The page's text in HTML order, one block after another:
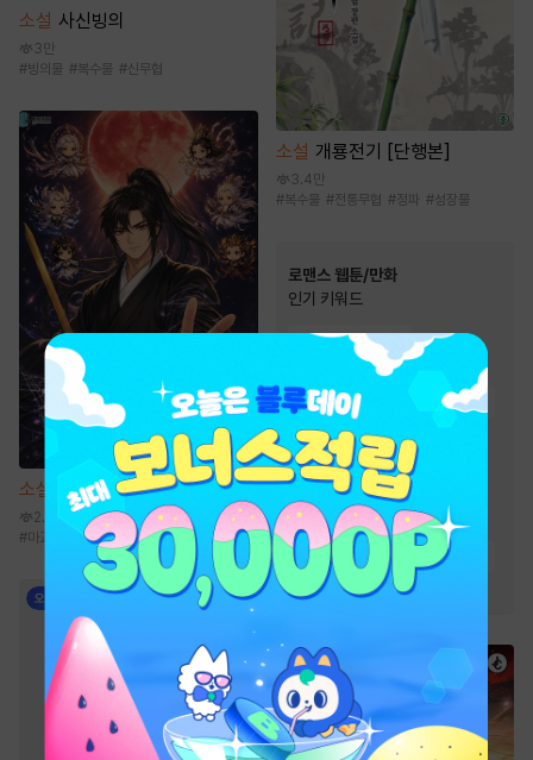
소설 사신빙의
3만
#빙의물 #복수물 #신무협
소설 무공 파훼법의 천재
2.9만
#마교 코믹함 # 회귀물 #유쾌함 #학사
소설 개룡전기 [단행본]
3.4만
#복수물 #전통무협 #정파 #성장물
로맨스 웹툰/만화
인기 키워드
직진녀 #친구
역사/시대물 #
#힐링물 #능글남
#동거 # 친구>연인
#까칠남 #재벌남
오피스물 #재회물
# 짝사랑 # 계약관계
# 현대물 # 성장물 #첫사랑
다정남 #트라우마